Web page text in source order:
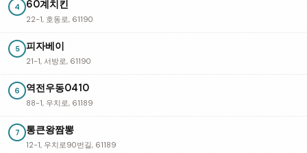
4 60계치킨
22-1, 호동로, 61190
5 피자베이
21-1, 서방로, 61190
6 역전우동0410
88-1, 우치로, 61189
7 통큰왕짬뽕
12-1, 우치로90번길, 61189